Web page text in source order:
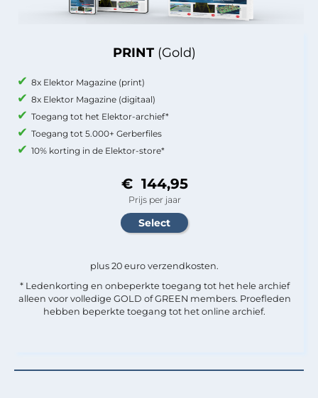
PRINT (Gold)
8x Elektor Magazine (print)
8x Elektor Magazine (digitaal)
Toegang tot het Elektor-archief*
Toegang tot 5.000+ Gerberfiles
10% korting in de Elektor-store*
€ 144,95
Prijs per jaar
plus 20 euro verzendkosten.
* Ledenkorting en onbeperkte toegang tot het hele archief
alleen voor volledige GOLD of GREEN members. Proefleden
hebben beperkte toegang tot het online archief.